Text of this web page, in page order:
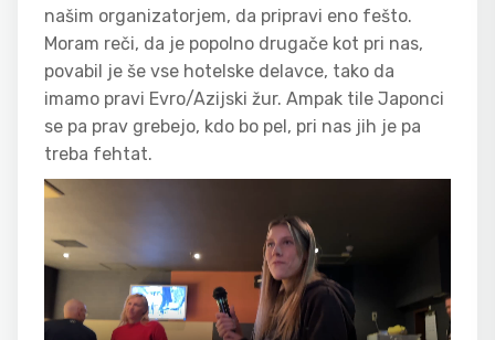
našim organizatorjem, da pripravi eno fešto.
Moram reči, da je popolno drugače kot pri nas,
povabil je še vse hotelske delavce, tako da
imamo pravi Evro/Azijski žur. Ampak tile Japonci
se pa prav grebejo, kdo bo pel, pri nas jih je pa
treba fehtat.